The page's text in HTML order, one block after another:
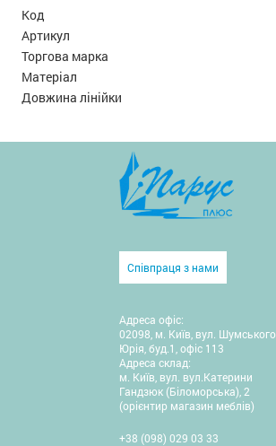
Код
Артикул
Торгова марка
Матеріал
Довжина лінійки
Співпраця з нами
Адреса офіс:
02098, м. Київ, вул. Шумського
Юрія, буд.1, офіс 113
Адреса склад:
м. Київ, вул. вул.Катерини
Гандзюк (Біломорська), 2
(орієнтир магазин меблів)
+38 (098) 029 03 33